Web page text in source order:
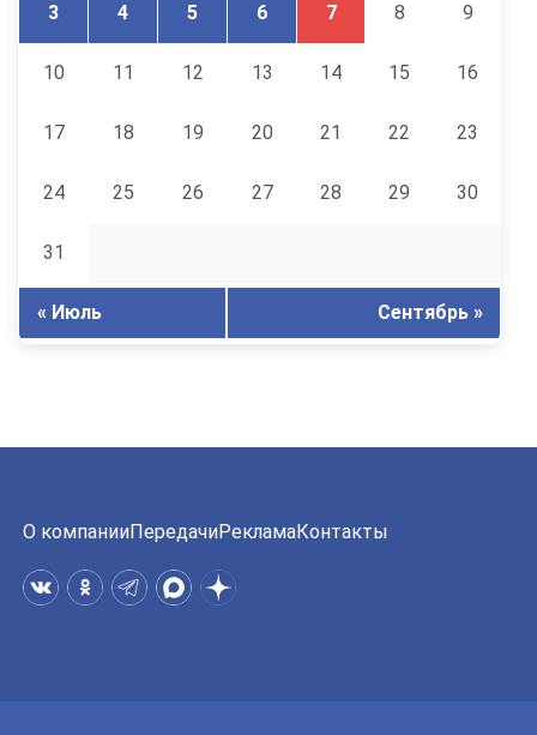
3 4 5 6 7 8 9
10 11 12 13 14 15 16
17 18 19 20 21 22 23
24 25 26 27 28 29 30
31
« Июль Сентябрь »
О компанииПередачиРекламаКонтакты